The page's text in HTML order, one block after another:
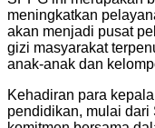
meningkatkan
akan menjadi pusat
gizi masyarakat
anak-anak dan
Kehadiran para
pendidikan, mulai dari